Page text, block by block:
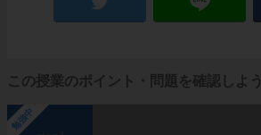
この授業のポイント・問題を確認しよう
勉強中